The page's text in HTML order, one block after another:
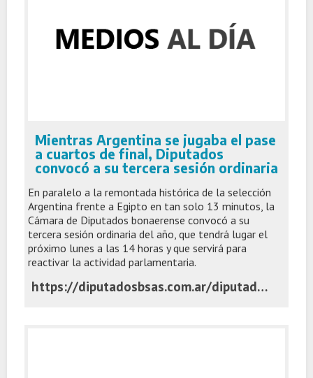
Mientras Argentina se jugaba el pase
a cuartos de final, Diputados
convocó a su tercera sesión ordinaria
En paralelo a la remontada histórica de la selección
Argentina frente a Egipto en tan solo 13 minutos, la
Cámara de Diputados bonaerense convocó a su
tercera sesión ordinaria del año, que tendrá lugar el
próximo lunes a las 14 horas y que servirá para
reactivar la actividad parlamentaria.
https://diputadosbsas.com.ar/diputados-mundial-argentina-sesion-ordinaria/